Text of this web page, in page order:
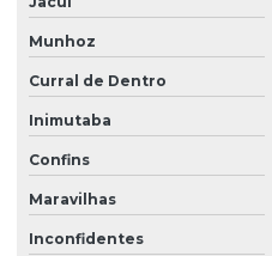
Munhoz
Curral de Dentro
Inimutaba
Confins
Maravilhas
Inconfidentes